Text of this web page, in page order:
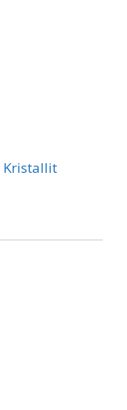
Kristallit